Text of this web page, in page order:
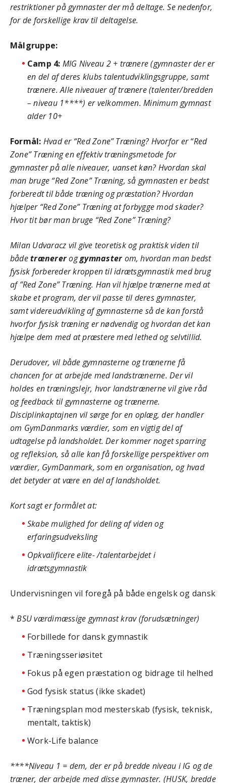
restriktioner på gymnaster der må deltage. Se nedenfor,
for de forskellige krav til deltagelse.
Målgruppe:
Camp 4: MIG Niveau 2 + trænere (gymnaster der er
en del af deres klubs talentudviklingsgruppe, samt
trænere. Alle niveauer af trænere (talenter/bredden
– niveau 1****) er velkommen. Minimum gymnast
alder 10+
Formål: Hvad er “Red Zone” Træning? Hvorfor er “Red
Zone” Træning en effektiv træningsmetode for
gymnaster på alle niveauer, uanset køn? Hvordan skal
man bruge “Red Zone” Træning, så gymnasten er bedst
forberedt til både træning og præstation? Hvordan
hjælper “Red Zone” Træning at forbygge mod skader?
Hvor tit bør man bruge “Red Zone” Træning?
Milan Udvaracz vil give teoretisk og praktisk viden til
bådetrænereroggymnasterom, hvordan man bedst
fysisk forbereder kroppen til idrætsgymnastik med brug
af ”Red Zone” Træning. Han vil hjælpe trænerne med at
skabe et program, der vil passe til deres gymnaster,
samt videreudvikling af gymnasterne så de kan forstå
hvorfor fysisk træning er nødvendig og hvordan det kan
hjælpe dem med at præstere med lethed og selvtillid.
Derudover, vil både gymnasterne og trænerne få
chancen for at arbejde med landstrænerne. Der vil
holdes en træningslejr, hvor landstrænerne vil give råd
og feedback til gymnasterne og trænerne.
Disciplinkaptajnen vil sørge for en oplæg, der handler
om GymDanmarks værdier, som en vigtig del af
udtagelse på landsholdet. Der kommer noget sparring
og refleksion, så alle kan få forskellige perspektiver om
værdier, GymDanmark, som en organisation, og hvad
det betyder at være en del af landsholdet.
Kort sagt er formålet at:
Skabe mulighed for deling af viden og
erfaringsudveksling
Opkvalificere elite- /talentarbejdet i
idrætsgymnastik
Undervisningen vil foregå på både engelsk og dansk
*BSU værdimæssige gymnast krav (forudsætninger)
Forbillede for dansk gymnastik
Træningsseriøsitet
Fokus på egen præstation og bidrage til helhed
God fysisk status (ikke skadet)
Træningsplan mod mesterskab (fysisk, teknisk,
mentalt, taktisk)
Work-Life balance
****Niveau 1 = dem, der er på bredde niveau i IG og de
træner, der arbejde med disse gymnaster. (HUSK, bredde